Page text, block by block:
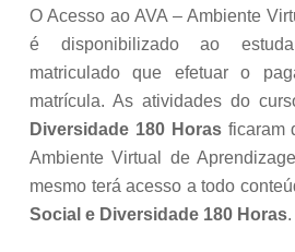
O Acesso ao AVA – Ambiente
é disponibilizado ao
matriculado que efetuar o
matrícula. As atividades do
Diversidade 180 Horasficaram
Ambiente Virtual de
mesmo terá acesso a todo
Social e Diversidade 180 Horas.